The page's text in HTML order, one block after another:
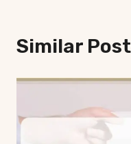
Similar